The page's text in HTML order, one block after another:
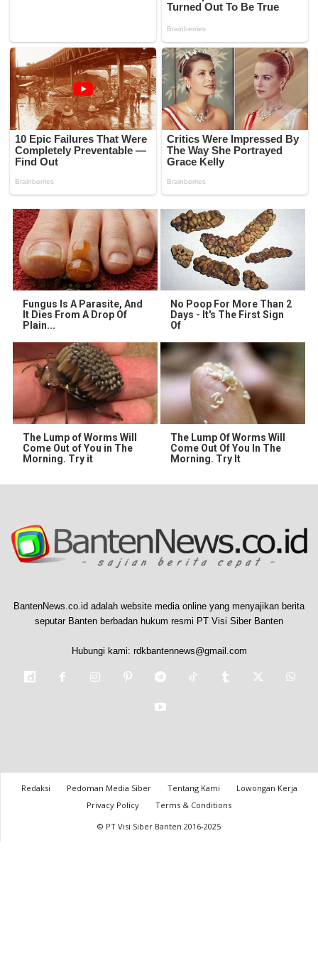
Fungus Is A Parasite, And
It Dies From A Drop Of
Plain...
No Poop For More Than 2
Days - It's The First Sign
Of
The Lump of Worms Will
Come Out of You in The
Morning. Try it
The Lump Of Worms Will
Come Out Of You In The
Morning. Try It
BantenNews.co.id adalah website media online yang menyajikan berita
seputar Banten berbadan hukum resmi PT Visi Siber Banten
Hubungi kami: rdkbantennews@gmail.com
Redaksi Pedoman Media Siber Tentang Kami
Lowongan Kerja
Privacy Policy
Terms & Conditions
© PT Visi Siber Banten 2016-2025